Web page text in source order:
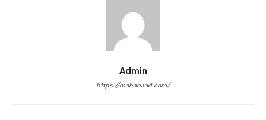
Admin
https://mahanaad.com/